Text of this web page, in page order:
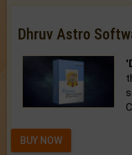
Dhruv Astro
BUY NOW